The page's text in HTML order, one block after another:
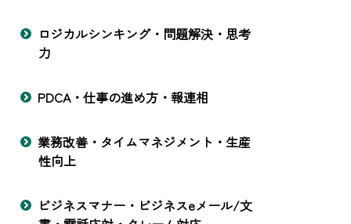
ロジカルシンキング・問題解決・思考
力
PDCA・仕事の進め方・報連相
業務改善・タイムマネジメント・生産
性向上
ビジネスマナー・ビジネスeメール/文